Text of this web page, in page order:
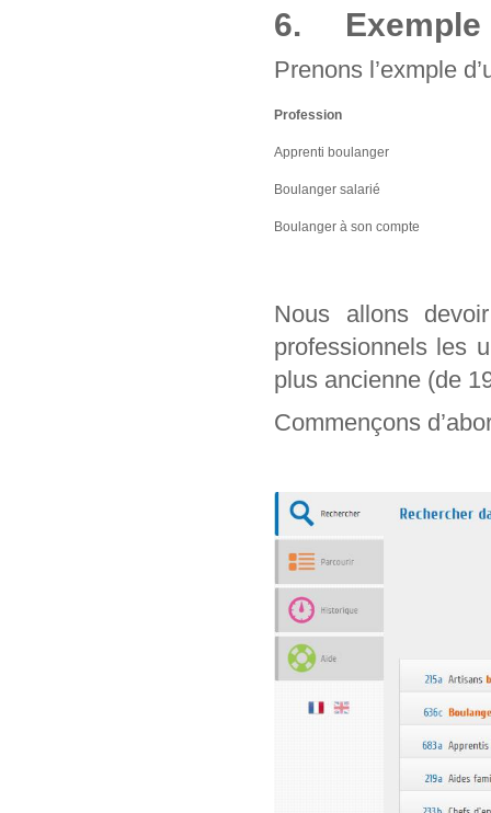
6. Exemple
Prenons l’exmple
Profession
Apprenti boulanger
Boulanger salarié
Boulanger à son compte
Nous allons
professionnels les
plus ancienne (de
Commençons